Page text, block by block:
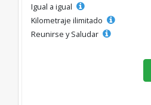
Igual a igual
Kilometraje ilimitado
Reunirse y Saludar